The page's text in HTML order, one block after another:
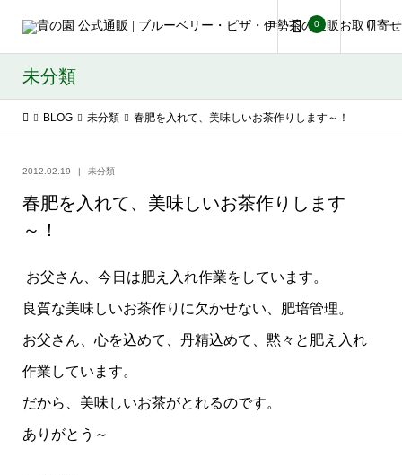
0
未分類
BLOG 未分類 春肥を入れて、美味しいお茶作りします～！
2012.02.19 未分類
春肥を入れて、美味しいお茶作りします
～！
お父さん、今日は肥え入れ作業をしています。
良質な美味しいお茶作りに欠かせない、肥培管理。
お父さん、心を込めて、丹精込めて、黙々と肥え入れ
作業しています。
だから、美味しいお茶がとれるのです。
ありがとう～